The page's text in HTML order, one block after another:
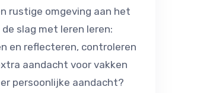
rustige omgeving aan het
slag met leren leren:
en reflecteren, controleren
aandacht voor vakken
persoonlijke aandacht?